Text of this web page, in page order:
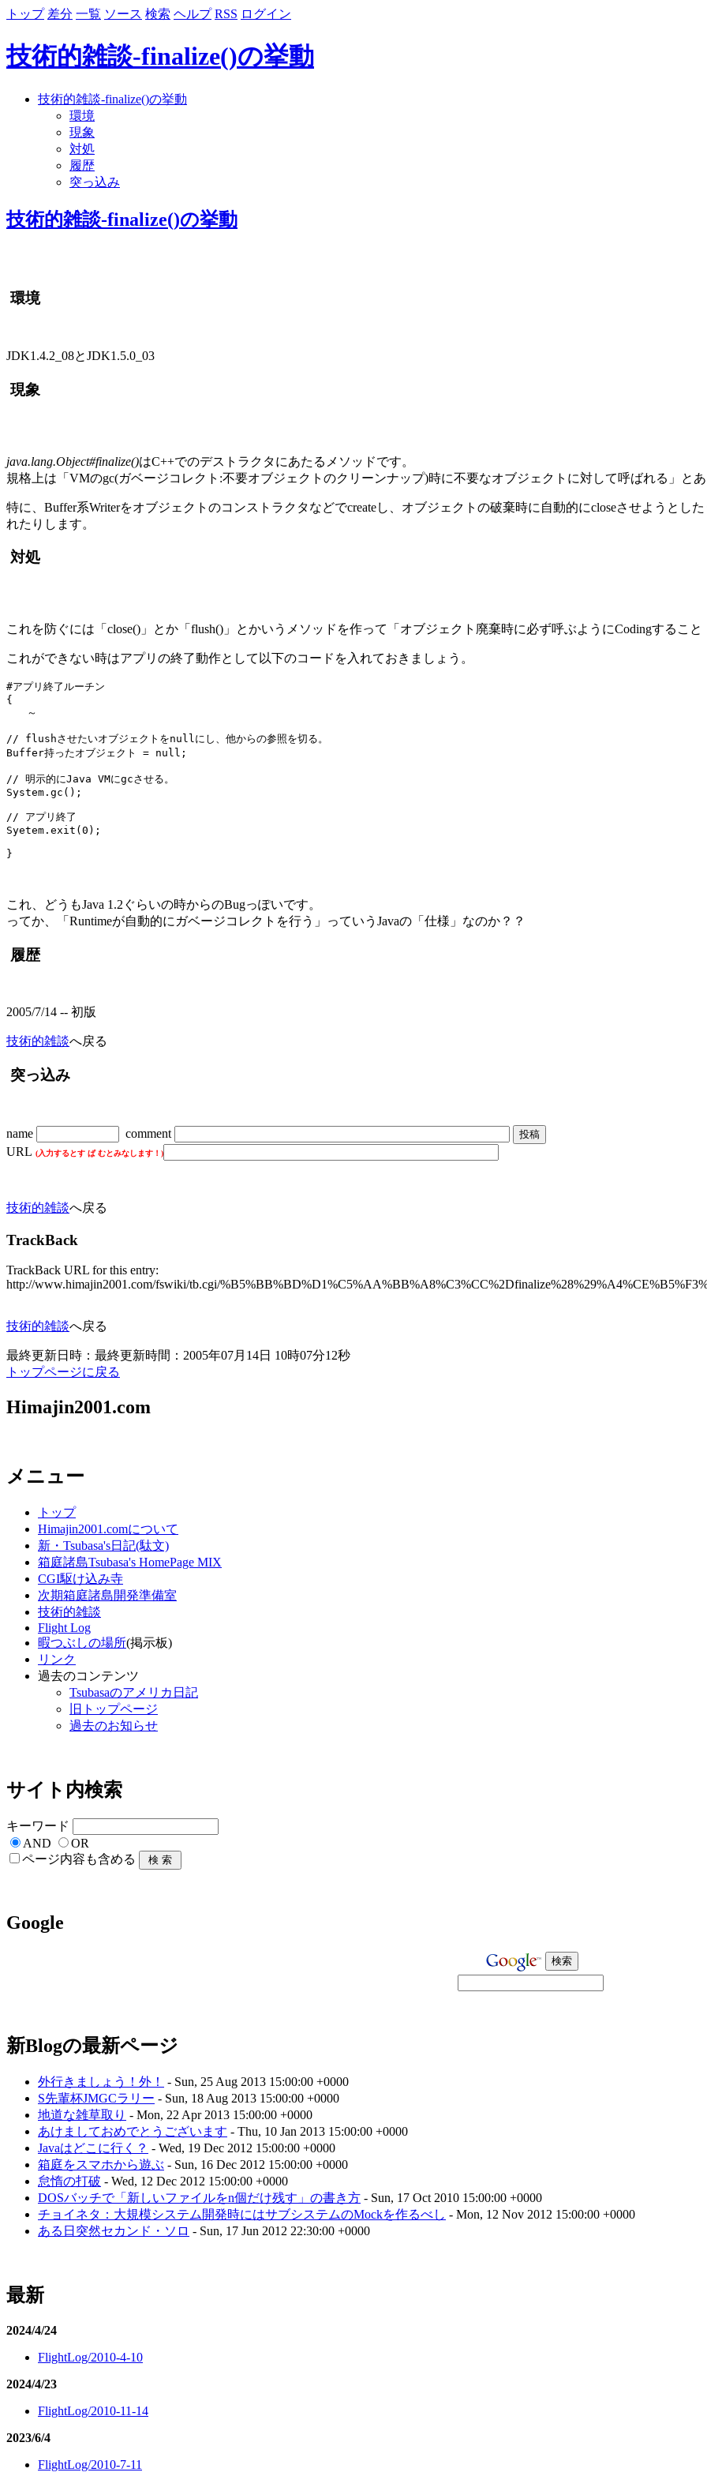
トップ 差分 一覧 ソース 検索 ヘルプ RSS ログイン
技術的雑談-finalize()の挙動
技術的雑談-finalize()の挙動
環境
現象
対処
履歴
突っ込み
技術的雑談-finalize()の挙動
環境
JDK1.4.2_08とJDK1.5.0_03
現象
java.lang.Object#finalize()はC++でのデストラクタにあたるメソッドです。
規格上は「VMのgc(ガベージコレクト:不要オブジェクトのクリーンナップ)時に不要なオブジェクトに対して呼ばれる」と
特に、Buffer系Writerをオブジェクトのコンストラクタなどでcreateし、オブジェクトの破棄時に自動的にcloseさせようとし
れたりします。
対処
これを防ぐには「close()」とか「flush()」とかいうメソッドを作って「オブジェクト廃棄時に必ず呼ぶようにCodingすること
これができない時はアプリの終了動作として以下のコードを入れておきましょう。
#アプリ終了ルーチン
{
～
// flushさせたいオブジェクトをnullにし、他からの参照を切る。
Buffer持ったオブジェクト = null;
// 明示的にJava VMにgcさせる。
System.gc();
// アプリ終了
Syetem.exit(0);
これ、どうもJava 1.2ぐらいの時からのBugっぽいです。
ってか、「Runtimeが自動的にガベージコレクトを行う」っていうJavaの「仕様」なのか？？
履歴
2005/7/14 -- 初版
技術的雑談へ戻る
突っ込み
name
comment
URL (入力するとす ぱ むとみなします！)
技術的雑談へ戻る
TrackBack
TrackBack URL for this entry:
http://www.himajin2001.com/fswiki/tb.cgi/
技術的雑談へ戻る
最終更新日時：最終更新時間：2005年07月14日 10時07分12秒
トップページに戻る
Himajin2001.com
メニュー
トップ
Himajin2001.comについて
新・Tsubasa's日記(駄文)
箱庭諸島Tsubasa's HomePage MIX
CGI駆け込み寺
次期箱庭諸島開発準備室
技術的雑談
Flight Log
暇つぶしの場所(掲示板)
リンク
過去のコンテンツ
Tsubasaのアメリカ日記
旧トップページ
過去のお知らせ
サイト内検索
キーワード
AND
OR
ページ内容も含める
Google
新Blogの最新ページ
外行きましょう！外！
- Sun, 25 Aug 2013 15:00:00 +0000
S先輩杯JMGCラリー - Sun, 18 Aug 2013 15:00:00 +0000
地道な雑草取り - Mon, 22 Apr 2013 15:00:00 +0000
あけましておめでとうございます - Thu, 10 Jan 2013 15:00:00 +0000
Javaはどこに行く？ - Wed, 19 Dec 2012 15:00:00 +0000
箱庭をスマホから遊ぶ - Sun, 16 Dec 2012 15:00:00 +0000
怠惰の打破 - Wed, 12 Dec 2012 15:00:00 +0000
DOSバッチで「新しいファイルをn個だけ残す」の書き方 - Sun, 17 Oct 2010 15:00:00 +0000
チョイネタ：大規模システム開発時にはサブシステムのMockを作るべし - Mon, 12 Nov 2012 15:00:00 +0000
ある日突然セカンド・ソロ - Sun, 17 Jun 2012 22:30:00 +0000
最新
2024/4/24
FlightLog/2010-4-10
2024/4/23
FlightLog/2010-11-14
2023/6/4
FlightLog/2010-7-11